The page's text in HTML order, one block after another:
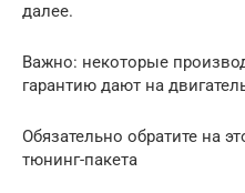
далее.
Важно: некоторые
гарантию дают на
Обязательно обратите на
тюнинг-пакета